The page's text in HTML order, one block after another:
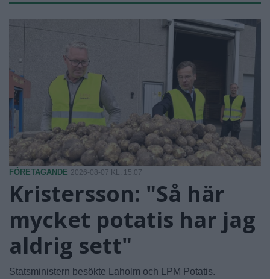
FÖRETAGANDE 2026-08-07 KL. 15:07
Kristersson: "Så här
mycket potatis har jag
aldrig sett"
Statsministern besökte Laholm och LPM Potatis.